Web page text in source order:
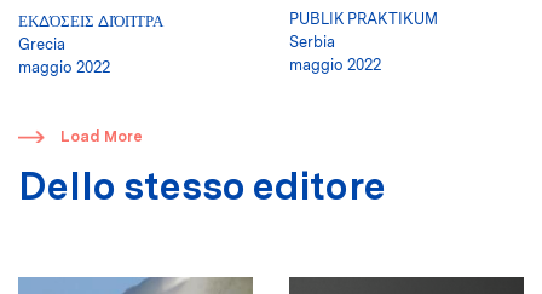
ΕΚΔΌΣΕΙΣ ΔΙΌΠΤΡΑ
Grecia
maggio 2022
PUBLIK PRAKTIKUM
Serbia
maggio 2022
​ Load More
Dello stesso editore